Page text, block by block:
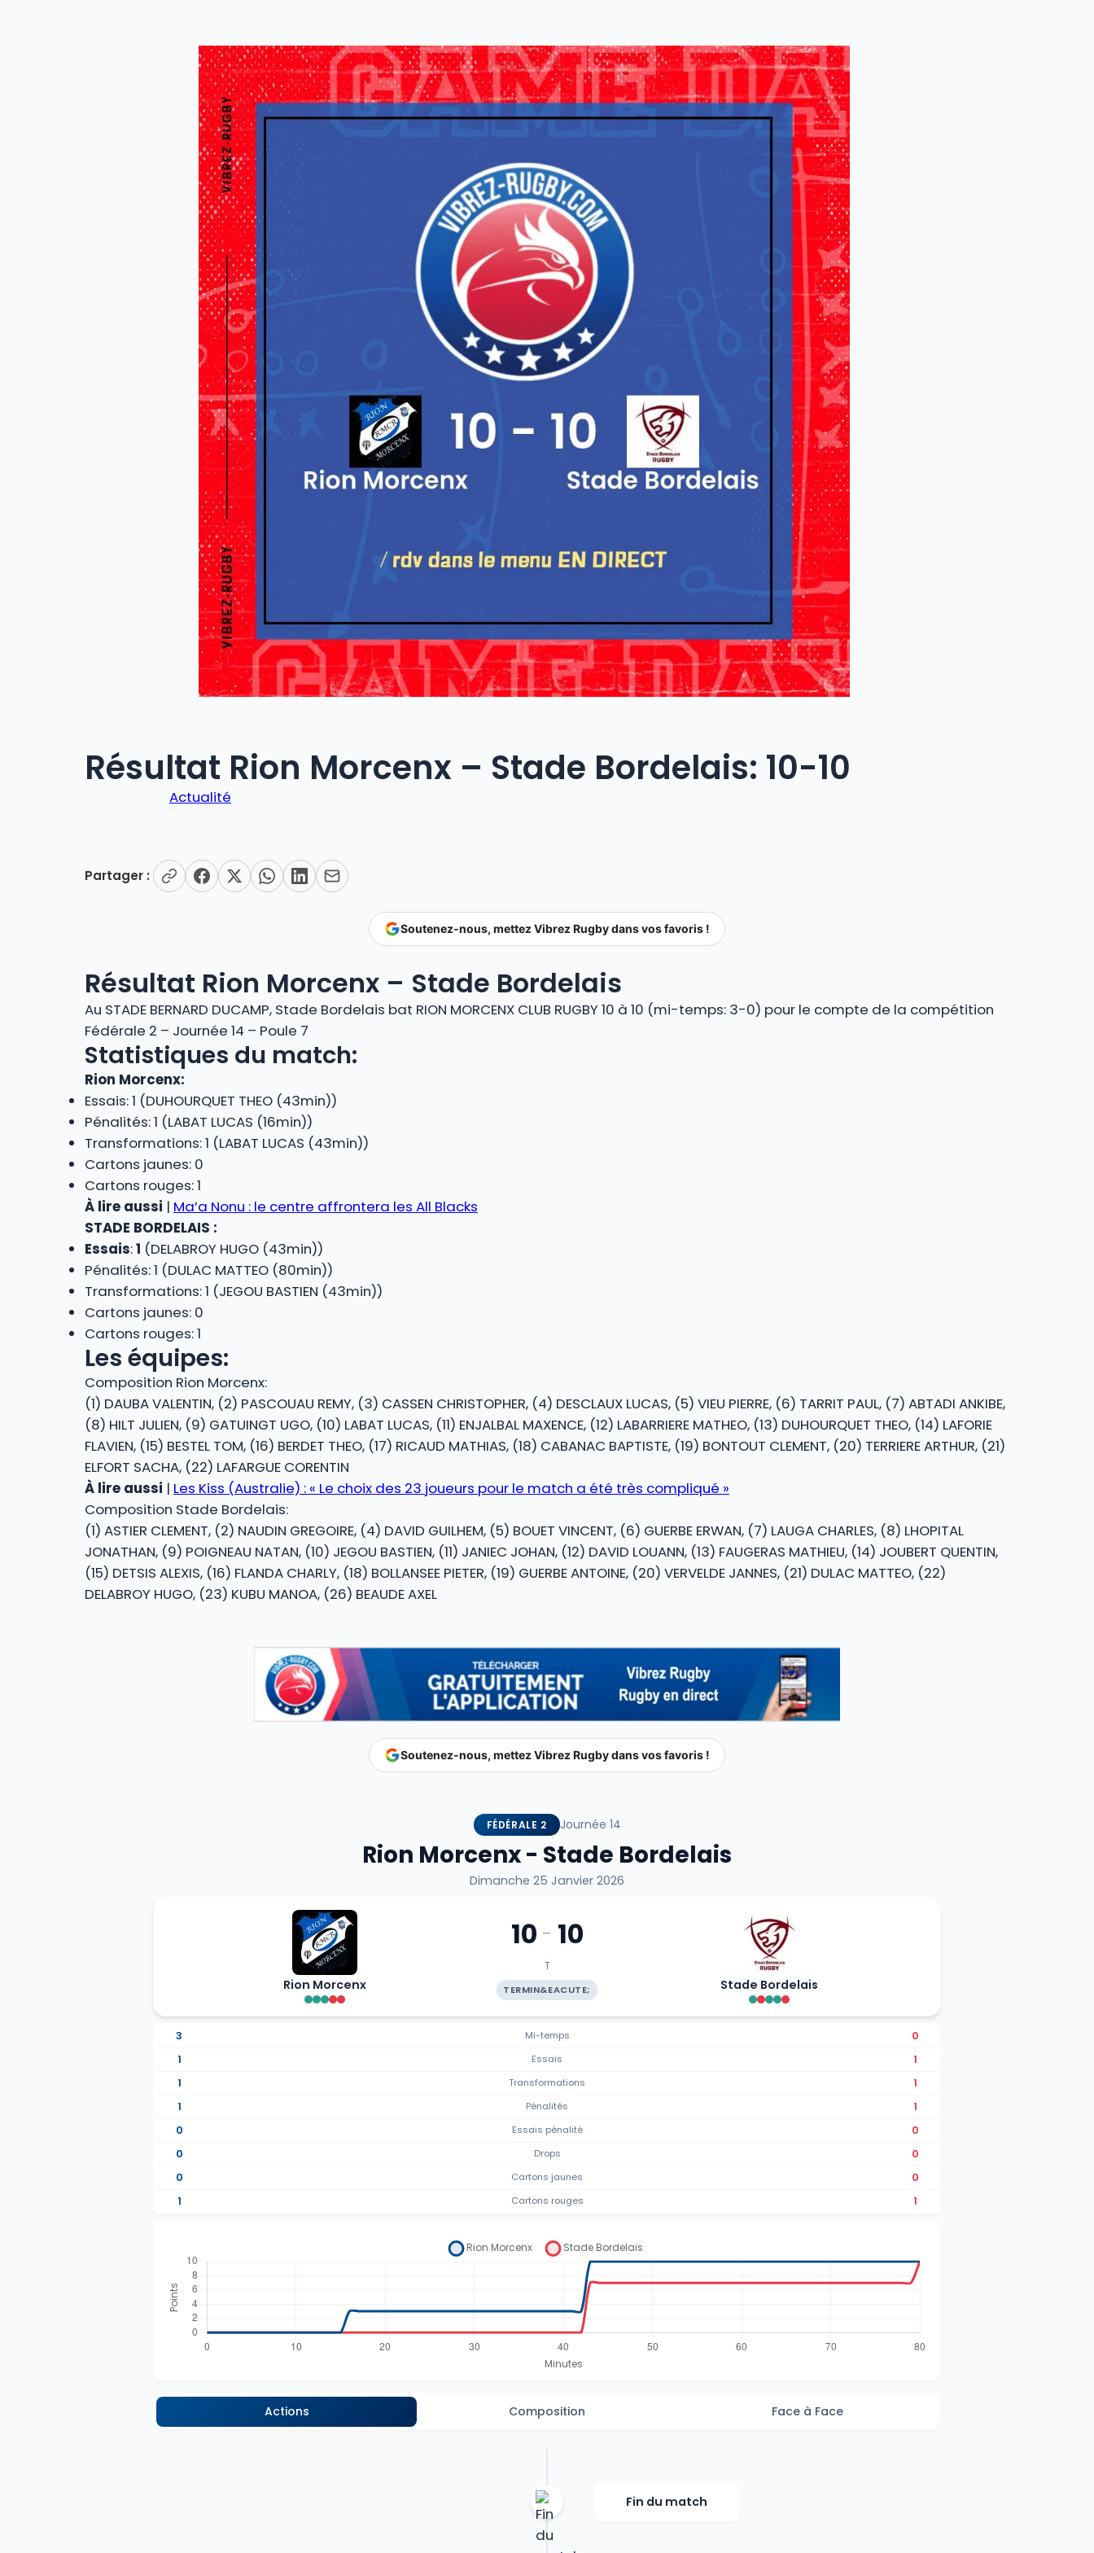
Résultat Rion Morcenx – Stade Bordelais: 10-10
Actualité
Partager :
Soutenez-nous, mettez Vibrez Rugby dans vos favoris !
Résultat Rion Morcenx – Stade Bordelais
Au STADE BERNARD DUCAMP, Stade Bordelais bat RION MORCENX CLUB RUGBY 10 à 10 (mi-temps: 3-0) pour le compte de la compétition
Fédérale 2 – Journée 14 – Poule 7
Statistiques du match:
Rion Morcenx:
Essais: 1 (DUHOURQUET THEO (43min))
Pénalités: 1 (LABAT LUCAS (16min))
Transformations: 1 (LABAT LUCAS (43min))
Cartons jaunes: 0
Cartons rouges: 1
À lire aussi | Ma’a Nonu : le centre affrontera les All Blacks
STADE BORDELAIS :
Essais:1 (DELABROY HUGO (43min))
Pénalités: 1 (DULAC MATTEO (80min))
Transformations: 1 (JEGOU BASTIEN (43min))
Cartons jaunes: 0
Cartons rouges: 1
Les équipes:
Composition Rion Morcenx:
(1) DAUBA VALENTIN, (2) PASCOUAU REMY, (3) CASSEN CHRISTOPHER, (4) DESCLAUX LUCAS, (5) VIEU PIERRE, (6) TARRIT PAUL, (7) ABTADI ANKIBE,
(8) HILT JULIEN, (9) GATUINGT UGO, (10) LABAT LUCAS, (11) ENJALBAL MAXENCE, (12) LABARRIERE MATHEO, (13) DUHOURQUET THEO, (14) LAFORIE
FLAVIEN, (15) BESTEL TOM, (16) BERDET THEO, (17) RICAUD MATHIAS, (18) CABANAC BAPTISTE, (19) BONTOUT CLEMENT, (20) TERRIERE ARTHUR, (21)
ELFORT SACHA, (22) LAFARGUE CORENTIN
À lire aussi | Les Kiss (Australie) : « Le choix des 23 joueurs pour le match a été très compliqué »
Composition Stade Bordelais:
(1) ASTIER CLEMENT, (2) NAUDIN GREGOIRE, (4) DAVID GUILHEM, (5) BOUET VINCENT, (6) GUERBE ERWAN, (7) LAUGA CHARLES, (8) LHOPITAL
JONATHAN, (9) POIGNEAU NATAN, (10) JEGOU BASTIEN, (11) JANIEC JOHAN, (12) DAVID LOUANN, (13) FAUGERAS MATHIEU, (14) JOUBERT QUENTIN,
(15) DETSIS ALEXIS, (16) FLANDA CHARLY, (18) BOLLANSEE PIETER, (19) GUERBE ANTOINE, (20) VERVELDE JANNES, (21) DULAC MATTEO, (22)
DELABROY HUGO, (23) KUBU MANOA, (26) BEAUDE AXEL
Soutenez-nous, mettez Vibrez Rugby dans vos favoris !
FÉDÉRALE 2 Journée 14
Rion Morcenx - Stade Bordelais
Dimanche 25 Janvier 2026
Rion Morcenx
10 - 10
T
TERMIN&EACUTE; Stade Bordelais
3 Mi-temps
0
1
Essais
1
1
Transformations
1
1
Pénalités
1
0
Essais pénalité
0
0
Drops
0
0
Cartons jaunes
0
1
Cartons rouges 1
Actions Composition Face à Face
Fin du match